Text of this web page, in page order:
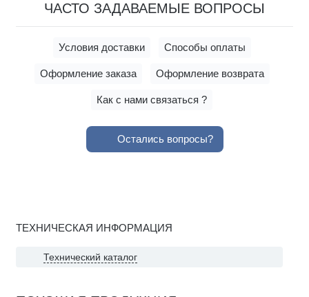
ЧАСТО ЗАДАВАЕМЫЕ ВОПРОСЫ
Условия доставки Способы оплаты
Оформление заказа Оформление возврата
Как с нами связаться ?
Остались вопросы?
ТЕХНИЧЕСКАЯ ИНФОРМАЦИЯ
Технический каталог